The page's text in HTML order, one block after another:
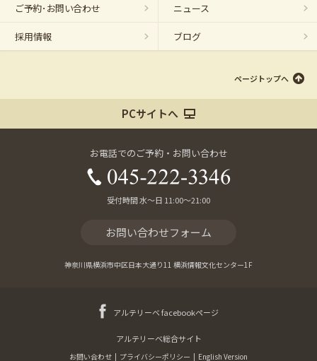
ご予約･お問い合わせ ニュース
採用情報 ブログ
ページトップへ
PCサイトへ
お電話でのご予約・お問い合わせ
受付時間 水～日 11:00～21:00
お問い合わせフォーム
神奈川県横浜市中区日本大通り11 横浜情報文化センター1F
アルテリーベ facebookページ
アルテリーベ総合サイト
お問い合わせ | プライバシーポリシー | English Version